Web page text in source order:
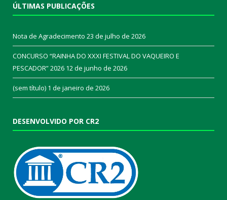
ÚLTIMAS PUBLICAÇÕES
Nota de Agradecimento 23 de julho de 2026
CONCURSO “RAINHA DO XXXI FESTIVAL DO VAQUEIRO E
PESCADOR” 2026 12 de junho de 2026
(sem título) 1 de janeiro de 2026
DESENVOLVIDO POR CR2